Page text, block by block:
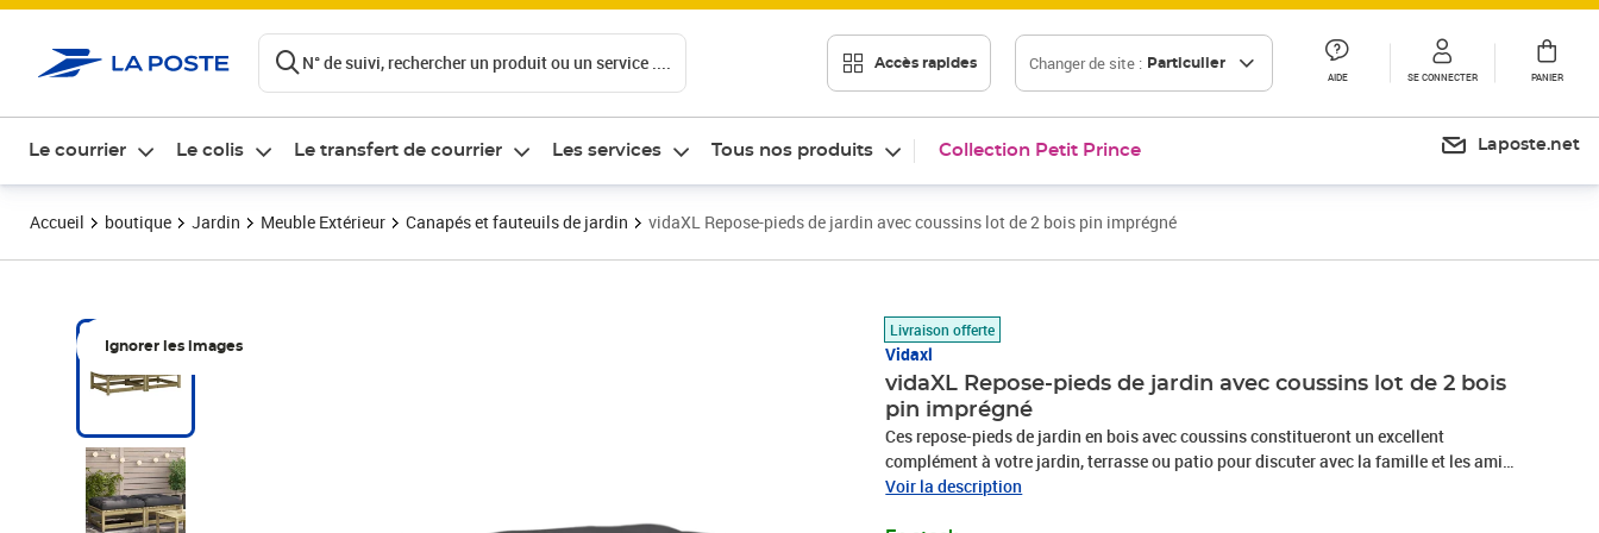
N° de suivi, rechercher un produit ou un service .... Accès rapides Changer de site : Particulier
AIDE SE CONNECTER PANIER
Le courrier Le colis Le transfert de courrier Les services Tous nos produits Collection Petit Prince Laposte.net
Accueil boutique Jardin Meuble Extérieur Canapés et fauteuils de jardin vidaXL Repose-pieds de jardin avec coussins lot de 2 bois pin imprégné
Ignorer les images
Livraison offerte
Vidaxl
vidaXL Repose-pieds de jardin avec coussins lot de 2 bois
pin imprégné
Ces repose-pieds de jardin en bois avec coussins constitueront un excellent
complément à votre jardin, terrasse ou patio pour discuter avec la famille et les amis
ou simplement profiter du temps. Bois imprégné : le bois de pin massif est un
Voir la description
Prix 114,99€